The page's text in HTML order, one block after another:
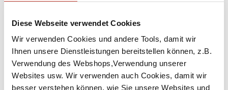
Diese Webseite verwendet Cookies
Wir verwenden Cookies und andere Tools, damit wir
Ihnen unsere Dienstleistungen bereitstellen können, z.B.
Verwendung des Webshops,Verwendung unserer
Websites usw. Wir verwenden auch Cookies, damit wir
besser verstehen können, wie Sie unsere Websites und